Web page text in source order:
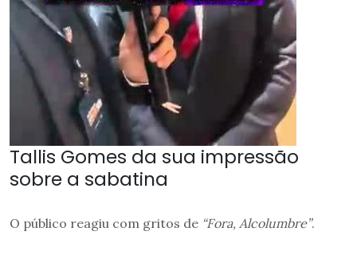
Tallis Gomes da sua impressão
sobre a sabatina
O público reagiu com gritos de “Fora, Alcolumbre”.